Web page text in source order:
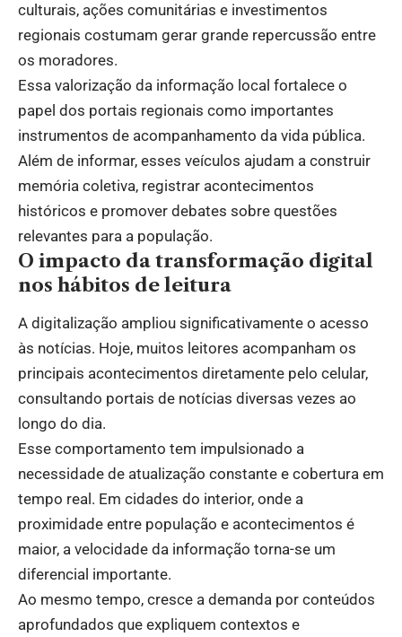
culturais, ações comunitárias e investimentos
regionais costumam gerar grande repercussão entre
os moradores.
Essa valorização da informação local fortalece o
papel dos portais regionais como importantes
instrumentos de acompanhamento da vida pública.
Além de informar, esses veículos ajudam a construir
memória coletiva, registrar acontecimentos
históricos e promover debates sobre questões
relevantes para a população.
O impacto da transformação digital
nos hábitos de leitura
A digitalização ampliou significativamente o acesso
às notícias. Hoje, muitos leitores acompanham os
principais acontecimentos diretamente pelo celular,
consultando portais de notícias diversas vezes ao
longo do dia.
Esse comportamento tem impulsionado a
necessidade de atualização constante e cobertura em
tempo real. Em cidades do interior, onde a
proximidade entre população e acontecimentos é
maior, a velocidade da informação torna-se um
diferencial importante.
Ao mesmo tempo, cresce a demanda por conteúdos
aprofundados que expliquem contextos e